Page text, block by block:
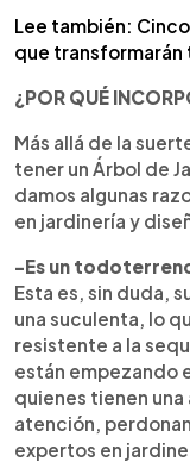
Lee también:
que transformarán
¿POR QUÉ
Más allá de la
tener un Árbol de
damos algunas
en jardinería y
-Es un
Esta es, sin duda,
una suculenta, lo
resistente a la
están empezando
quienes tienen
atención,
expertos en